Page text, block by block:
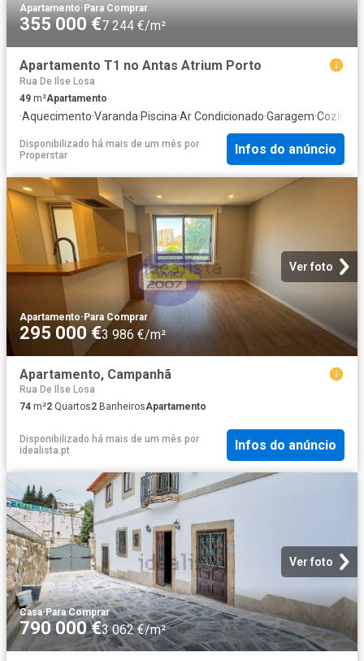
Apartamento· Para Comprar
355 000 €7 244 €/m²
Apartamento T1 no Antas Atrium Porto
Rua De Ilse Losa
49 m²Apartamento
·Aquecimento·Varanda·Piscina·Ar Condicionado·Garagem·Cozinha
Disponibilizado há mais de um mês por
Properstar
Infos do anúncio
Ver foto
Apartamento·Para Comprar
295 000 €3 986 €/m²
Apartamento, Campanhã
Rua De Ilse Losa
74 m²2 Quartos2 BanheirosApartamento
Disponibilizado há mais de um mês por
idealista.pt
Infos do anúncio
Ver foto
Casa·Para Comprar
790 000 €3 062 €/m²